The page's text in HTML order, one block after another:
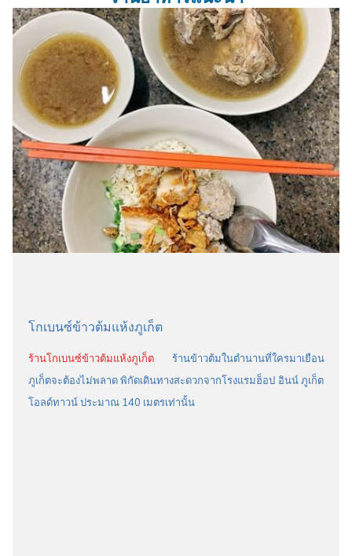
โกเบนซ์ข้าวต้มแห้งภูเก็ต
ร้านโกเบนซ์ข้าวต้มแห้งภูเก็ต
ร้านข้าวต้มในตำนานที่ใครมาเยือน
ภูเก็ตจะต้องไม่พลาด พิกัดเดินทางสะดวกจากโรงแรมฮ็อป อินน์ ภูเก็ต
โอลด์ทาวน์ ประมาณ 140 เมตรเท่านั้น